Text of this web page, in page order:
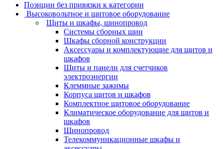
Позиции без привязки к категории
Высоковольтное и щитовое оборудование
Щиты и шкафы, шинопровод
Системы сборных шин
Шкафы сборной конструкции
Аксессуары и комплектующие для щитов и
шкафов
Щиты и панели для счетчиков
электроэнергии
Клеммные зажимы
Корпуса щитов и шкафов
Комплектное щитовое оборудование
Климатическое оборудование для щитов и
шкафов
Шинопровод
Телекоммуникационные шкафы и